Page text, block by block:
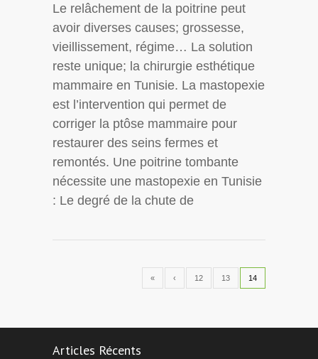
Le relâchement de la poitrine peut
avoir diverses causes; grossesse,
vieillissement, régime… La solution
reste unique; la chirurgie esthétique
mammaire en Tunisie. La mastopexie
est l’intervention qui permet de
corriger la ptôse mammaire pour
restaurer des seins fermes et
remontés. Une poitrine tombante
nécessite une mastopexie en Tunisie
: Le degré de la chute de
« ‹ 12 13 14
Articles Récents